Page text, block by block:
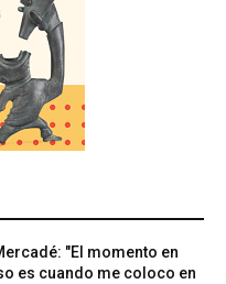
"El momento en
es cuando me coloco en